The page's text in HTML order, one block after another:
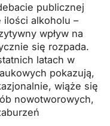
publicznej
ilości alkoholu –
wpływ na
się rozpada.
latach w
pokazują,
wiąże się
nowotworowych,